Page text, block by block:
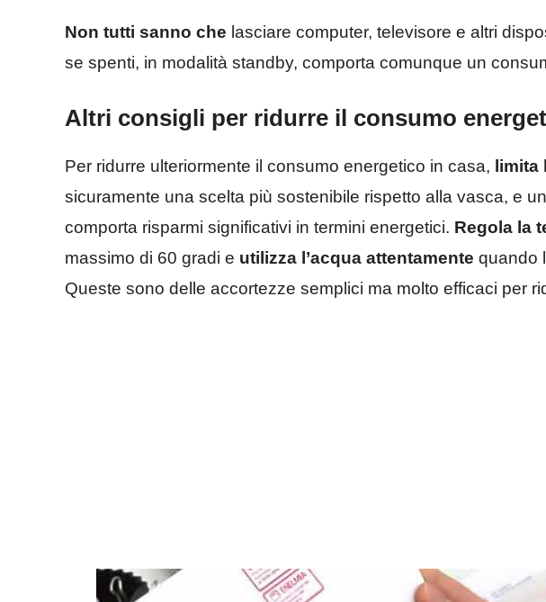
Non tutti sanno che lasciare computer, televisore e altri
se spenti, in modalità standby, comporta comunque un
Altri consigli per ridurre il consumo
Per ridurre ulteriormente il consumo energetico in casa, limita
sicuramente una scelta più sostenibile rispetto alla vasca, e
comporta risparmi significativi in termini energetici. Regola la
massimo di 60 gradi e utilizza l’acqua attentamente quando
Queste sono delle accortezze semplici ma molto efficaci per